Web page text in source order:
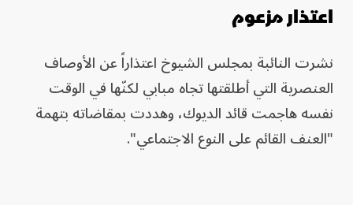
اعتذار مزعوم
نشرت النائبة بمجلس الشيوخ اعتذاراً عن الأوصاف
العنصرية التي أطلقتها تجاه مبابي لكنّها في الوقت
نفسه هاجمت قائد الديوك، وهددت بمقاضاته بتهمة
"العنف القائم على النوع الاجتماعي".